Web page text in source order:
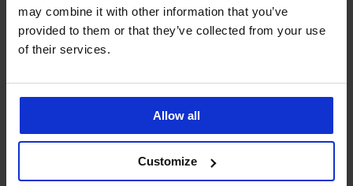
may combine it with other information that you’ve
provided to them or that they’ve collected from your use
of their services.
Allow all
Customize